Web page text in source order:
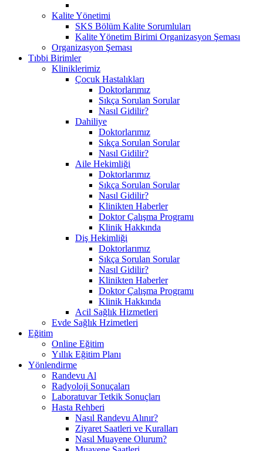
Kalite Yönetimi
SKS Bölüm Kalite Sorumluları
Kalite Yönetim Birimi Organizasyon Şeması
Organizasyon Şeması
Tıbbi Birimler
Kliniklerimiz
Çocuk Hastalıkları
Doktorlarımız
Sıkça Sorulan Sorular
Nasıl Gidilir?
Dahiliye
Doktorlarımız
Sıkça Sorulan Sorular
Nasıl Gidilir?
Aile Hekimliği
Doktorlarımız
Sıkça Sorulan Sorular
Nasıl Gidilir?
Klinikten Haberler
Doktor Çalışma Programı
Klinik Hakkında
Diş Hekimliği
Doktorlarımız
Sıkça Sorulan Sorular
Nasıl Gidilir?
Klinikten Haberler
Doktor Çalışma Programı
Klinik Hakkında
Acil Sağlık Hizmetleri
Evde Sağlık Hzimetleri
Eğitim
Online Eğitim
Yıllık Eğitim Planı
Yönlendirme
Randevu Al
Radyoloji Sonuçaları
Laboratuvar Tetkik Sonuçları
Hasta Rehberi
Nasıl Randevu Alınır?
Ziyaret Saatleri ve Kuralları
Nasıl Muayene Olurum?